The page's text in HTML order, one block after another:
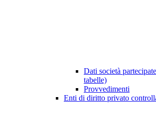
Dati società
tabelle)
Provvedimenti
Enti di diritto privato